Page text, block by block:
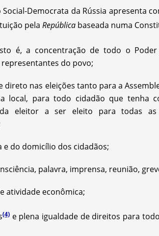
Democrata da Rússia apresenta
pela Repúblicabaseada numa
é, a concentração de todo o
do povo;
direto nas eleições tanto para a
local, para todo cidadão que tenha
eleitor a ser eleito para todas as
e do domicílio dos cidadãos;
palavra, imprensa, reunião,
atividade econômica;
(4)e plena igualdade de direitos para